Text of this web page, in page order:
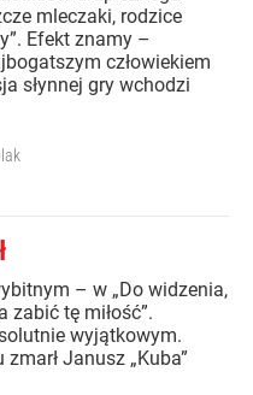
mleczaki, rodzice
Efekt znamy –
człowiekiem
słynnej gry wchodzi
– w „Do widzenia,
zabić tę miłość”.
wyjątkowym.
Janusz „Kuba”